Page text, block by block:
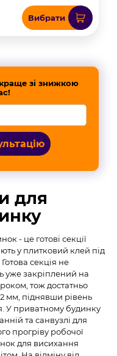
Вибрати
зі знижкою
для
- це готові секції
у плитковий клей під
секція не
уже закріплений на
тож достатньо
мм, піднявши рівень
У приватному будинку
та санвузлі для
прогріву робочої
для висихання